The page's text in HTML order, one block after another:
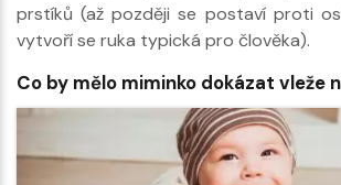
prstíků (až později se postaví proti
vytvoří se ruka typická pro člověka).
Co by mělo miminko dokázat vleže